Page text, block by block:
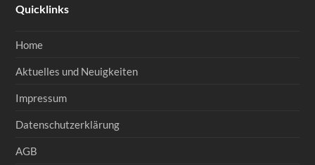
Quicklinks
Home
Aktuelles und Neuigkeiten
Impressum
Datenschutzerklärung
AGB